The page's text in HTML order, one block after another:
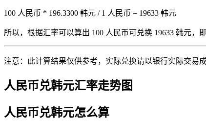
100 人民币 * 196.3300 韩元 / 1 人民币 = 19633 韩元
所以，根据汇率可以算出 100 人民币可兑换 19633 韩元，
注意：此计算结果仅供参考，实际兑换请以银行实际交易成
人民币兑韩元汇率走势图
人民币兑韩元怎么算